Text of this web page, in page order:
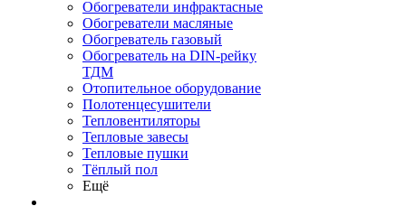
Обогреватели инфрактасные
Обогреватели масляные
Обогреватель газовый
Обогреватель на DIN-рейку
ТДМ
Отопительное оборудование
Полотенцесушители
Тепловентиляторы
Тепловые завесы
Тепловые пушки
Тёплый пол
Ещё